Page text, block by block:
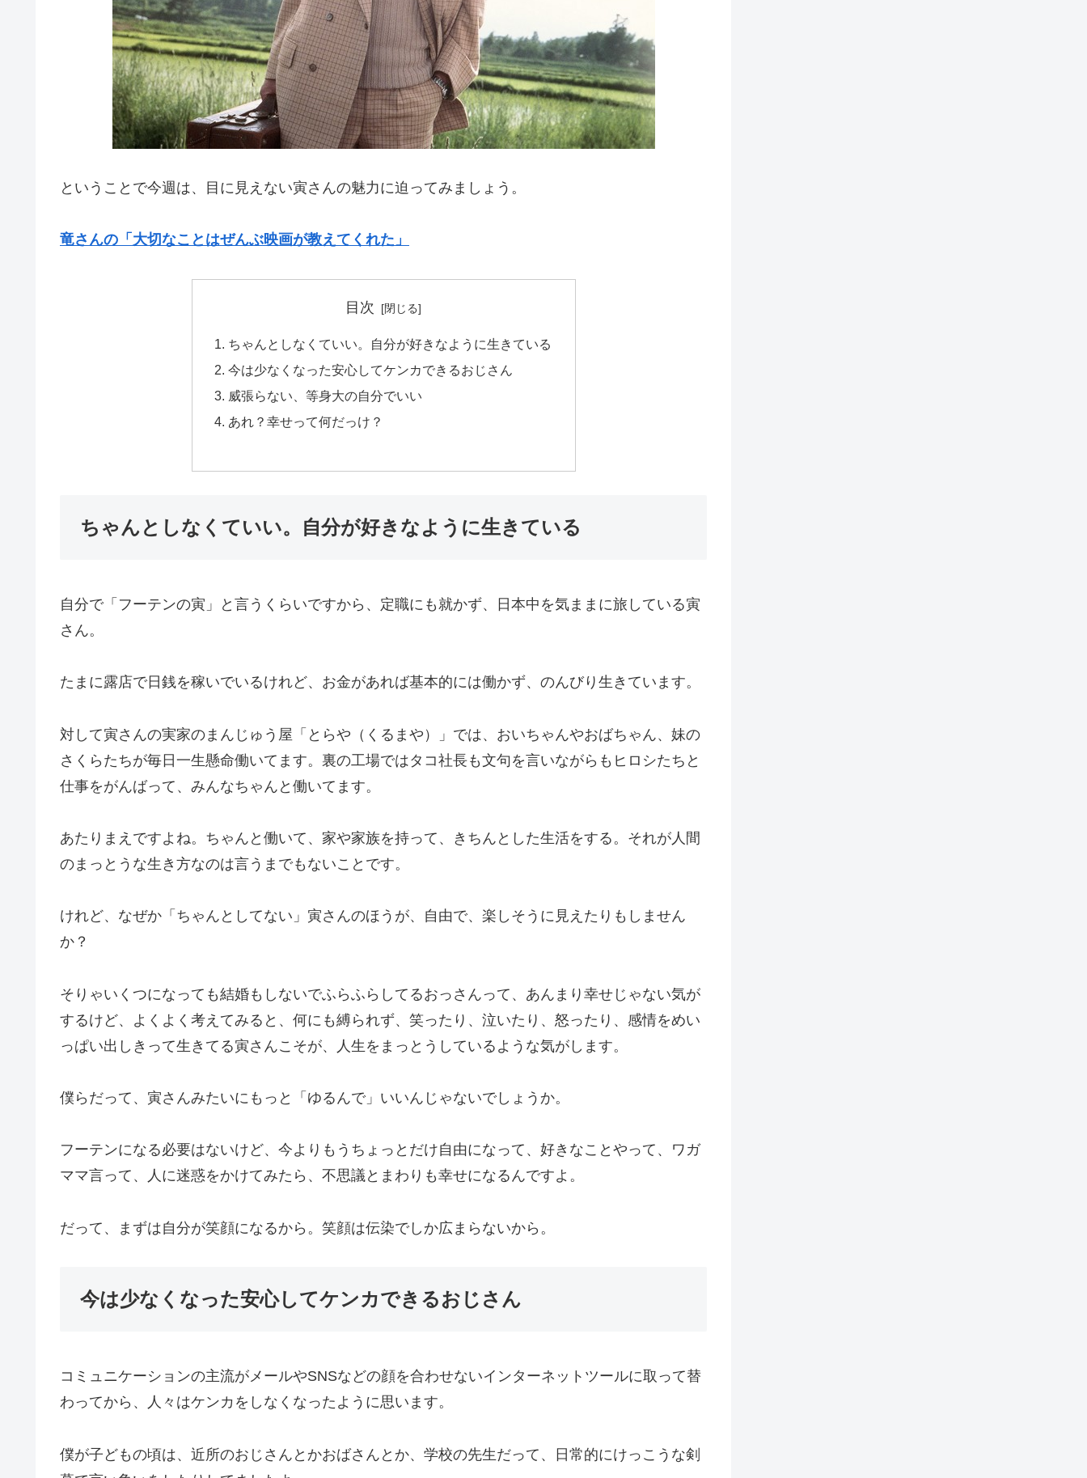
ということで今週は、目に見えない寅さんの魅力に迫ってみましょう。
竜さんの「大切なことはぜんぶ映画が教えてくれた」
目次
ちゃんとしなくていい。自分が好きなように生きている
今は少なくなった安心してケンカできるおじさん
威張らない、等身大の自分でいい
あれ？幸せって何だっけ？
ちゃんとしなくていい。自分が好きなように生きている
自分で「フーテンの寅」と言うくらいですから、定職にも就かず、日本中を気ままに旅している寅
さん。
たまに露店で日銭を稼いでいるけれど、お金があれば基本的には働かず、のんびり生きています。
対して寅さんの実家のまんじゅう屋「とらや（くるまや）」では、おいちゃんやおばちゃん、妹の
さくらたちが毎日一生懸命働いてます。裏の工場ではタコ社長も文句を言いながらもヒロシたちと
仕事をがんばって、みんなちゃんと働いてます。
あたりまえですよね。ちゃんと働いて、家や家族を持って、きちんとした生活をする。それが人間
のまっとうな生き方なのは言うまでもないことです。
けれど、なぜか「ちゃんとしてない」寅さんのほうが、自由で、楽しそうに見えたりもしません
か？
そりゃいくつになっても結婚もしないでふらふらしてるおっさんって、あんまり幸せじゃない気が
するけど、よくよく考えてみると、何にも縛られず、笑ったり、泣いたり、怒ったり、感情をめい
っぱい出しきって生きてる寅さんこそが、人生をまっとうしているような気がします。
僕らだって、寅さんみたいにもっと「ゆるんで」いいんじゃないでしょうか。
フーテンになる必要はないけど、今よりもうちょっとだけ自由になって、好きなことやって、ワガ
ママ言って、人に迷惑をかけてみたら、不思議とまわりも幸せになるんですよ。
だって、まずは自分が笑顔になるから。笑顔は伝染でしか広まらないから。
今は少なくなった安心してケンカできるおじさん
コミュニケーションの主流がメールやSNSなどの顔を合わせないインターネットツールに取って替
わってから、人々はケンカをしなくなったように思います。
僕が子どもの頃は、近所のおじさんとかおばさんとか、学校の先生だって、日常的にけっこうな剣